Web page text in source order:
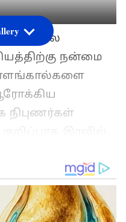
பல
நன்மை
நிபுணர்கள்
முதன்மைத்